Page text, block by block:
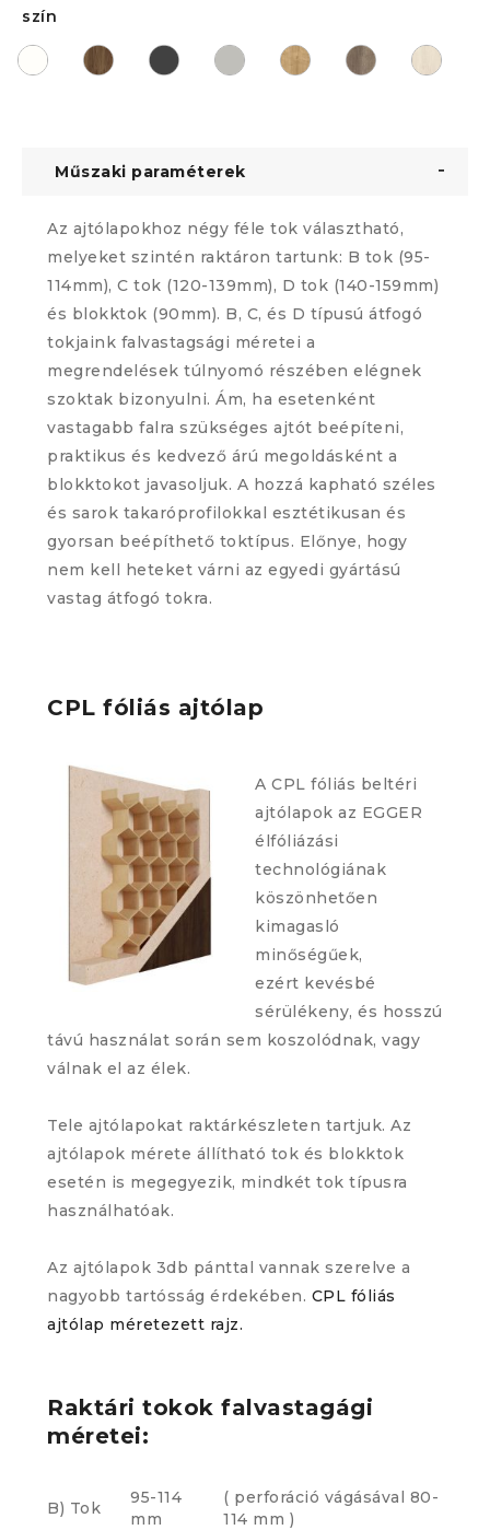
szín
Műszaki paraméterek
Az ajtólapokhoz négy féle tok választható,
melyeket szintén raktáron tartunk: B tok (95-
114mm), C tok (120-139mm), D tok (140-159mm)
és blokktok (90mm). B, C, és D típusú átfogó
tokjaink falvastagsági méretei a
megrendelések túlnyomó részében elégnek
szoktak bizonyulni. Ám, ha esetenként
vastagabb falra szükséges ajtót beépíteni,
praktikus és kedvező árú megoldásként a
blokktokot javasoljuk. A hozzá kapható széles
és sarok takaróprofilokkal esztétikusan és
gyorsan beépíthető toktípus. Előnye, hogy
nem kell heteket várni az egyedi gyártású
vastag átfogó tokra.
CPL fóliás ajtólap
A CPL fóliás beltéri
ajtólapok az EGGER
élfóliázási
technológiának
köszönhetően
kimagasló
minőségűek,
ezért kevésbé
sérülékeny, és hosszú
távú használat során sem koszolódnak, vagy
válnak el az élek.
Tele ajtólapokat raktárkészleten tartjuk. Az
ajtólapok mérete állítható tok és blokktok
esetén is megegyezik, mindkét tok típusra
használhatóak.
Az ajtólapok 3db pánttal vannak szerelve a
nagyobb tartósság érdekében. CPL fóliás
ajtólap méretezett rajz.
Raktári tokok falvastagági
méretei:
B) Tok
95-114
mm
( perforáció vágásával 80-
114 mm )